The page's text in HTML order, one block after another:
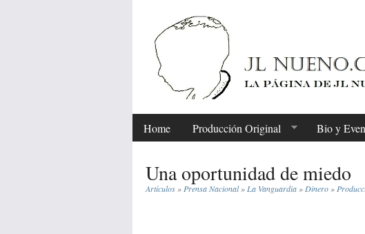
Home Producción Original Bio y
Una oportunidad de miedo
Artículos » Prensa Nacional» La Vanguardia » Dinero »